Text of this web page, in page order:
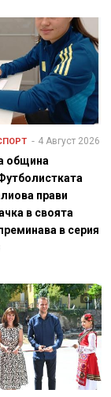
4 Август 2026
община
прави
в своята
в серия